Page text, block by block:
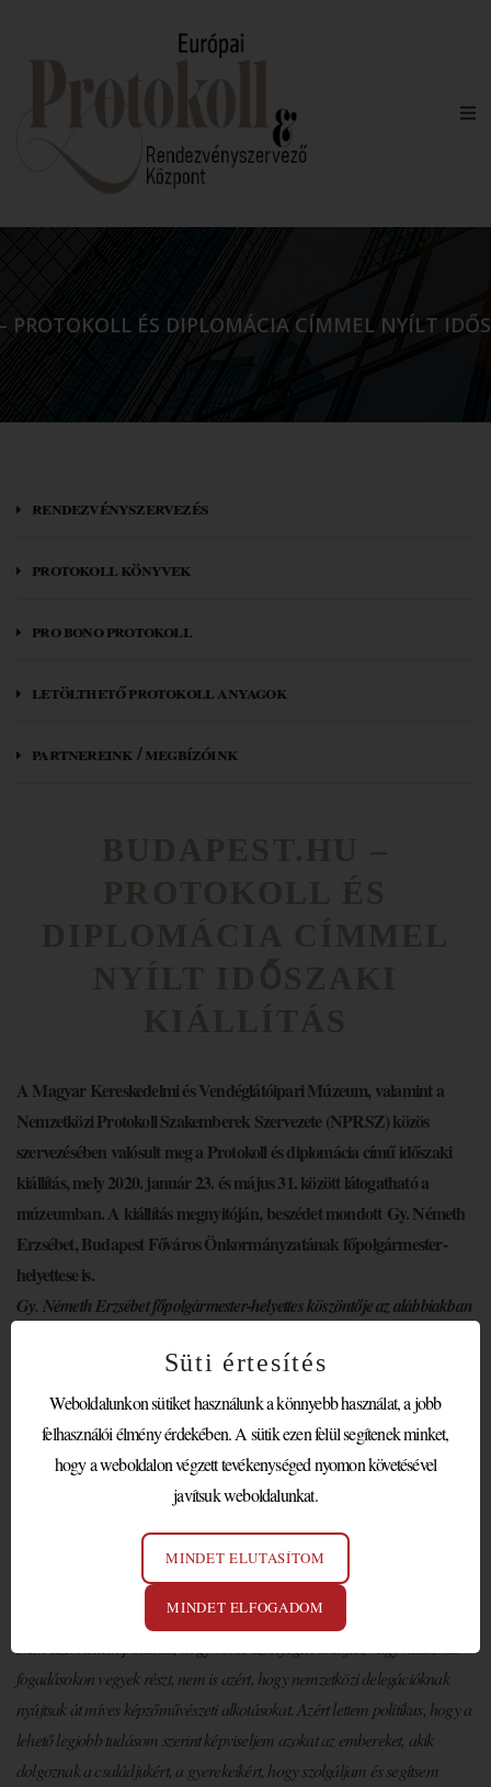
PROTOKOLL ÉS DIPLOMÁCIA CÍMMEL NYÍLT
rendezvényszervezés
protokoll könyvek
pro bono protokoll
letölthető protokoll anyagok
partnereink / megbízóink
A Magyar Kereskedelmi és Vendéglátóipari Múzeum, valamint a
Nemzetközi Protokoll Szakemberek Szervezete (NPRSZ) közös
szervezésében valósult meg a Protokoll és diplomácia című időszaki
kiállítás, mely 2020. január 23. és május 31. között látogatható a
múzeumban. A kiállítás megnyitóján, beszédet mondott Gy. Németh
Erzsébet, Budapest Főváros Önkormányzatának főpolgármester-
helyettese is.
Gy. Németh Erzsébet főpolgármester-helyettes köszöntője az alábbiakban
Tisztelt Igazgató Úr!
Tisztelt Hölgyeim és Uraim!
Engedjék meg, hogy egy kicsit beszéljek arról, amihez igazán értek, a
politikáról. A politikának arról a részéről, ami ehhez a páratlan kiállításhoz
is kapcsolódik, a politika rangjáról.
fogadásokon vegyek részt, nem is azért, hogy nemzetközi delegációknak
nyújtsak át míves képzőművészeti alkotásokat. Azért lettem politikus, hogy a
lehető legjobb tudásom szerint képviseljem azokat az embereket, akik
dolgoznak a családjukért, a gyerekeikért, hogy szolgáljam és segítsem
Süti értesítés
Weboldalunkon sütiket használunk a könnyebb használat, a jobb
felhasználói élmény érdekében. A sütik ezen felül segítenek minket,
hogy a weboldalon végzett tevékenységed nyomon követésével
javítsuk weboldalunkat.
MINDET ELUTASÍTOM
MINDET ELFOGADOM